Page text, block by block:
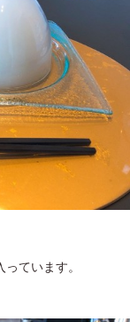
ています。